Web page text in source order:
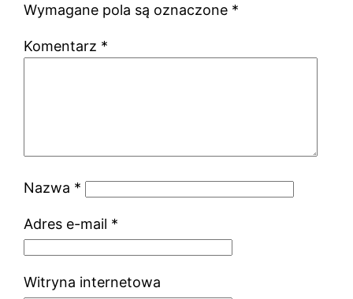
Wymagane pola są oznaczone *
Komentarz *
Nazwa *
Adres e-mail *
Witryna internetowa